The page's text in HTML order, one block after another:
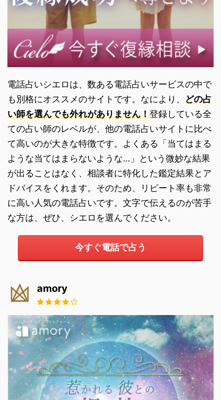
電話占いシエロは、数ある電話占いサービスの中で
も別格にオススメのサイトです。なにより、 どの占
い師を選んでも外れがありません！登録している全
ての占い師のレベルが、他の電話占いサイトに比べ
て高いのが大きな特徴です。よくある「当てはまる
ような当てはまらないような…」という微妙な結果
が出ることはなく、相談者に特化した鑑定結果とア
ドバイスをくれます。そのため、リピート率も非常
に高い人気の電話占いです。文字で伝えるのが苦手
な方は、ぜひ、シエロを選んでください。
今すぐ電話で占う
amory